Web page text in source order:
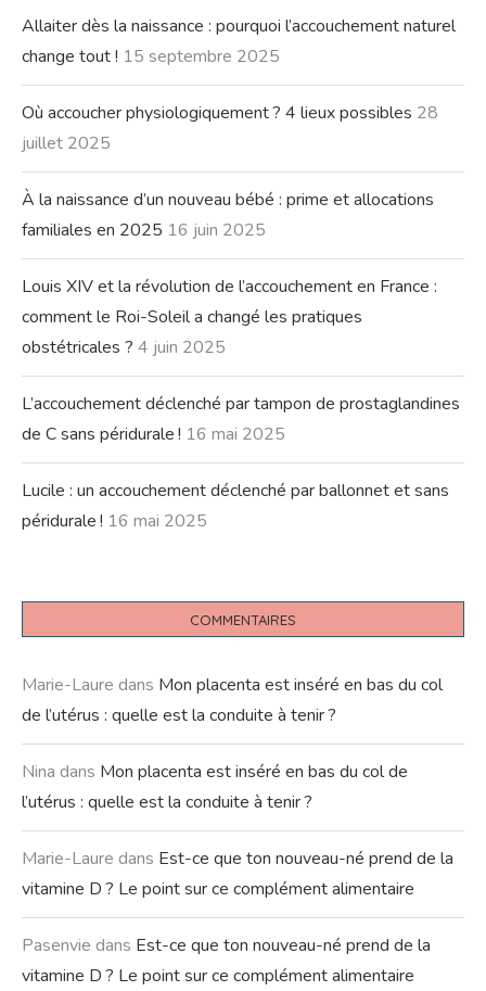
Allaiter dès la naissance : pourquoi l’accouchement naturel
change tout ! 15 septembre 2025
Où accoucher physiologiquement ? 4 lieux possibles 28
juillet 2025
À la naissance d’un nouveau bébé : prime et allocations
familiales en 2025 16 juin 2025
Louis XIV et la révolution de l’accouchement en France :
comment le Roi-Soleil a changé les pratiques
obstétricales ? 4 juin 2025
L’accouchement déclenché par tampon de prostaglandines
de C sans péridurale ! 16 mai 2025
Lucile : un accouchement déclenché par ballonnet et sans
péridurale ! 16 mai 2025
COMMENTAIRES
Marie-Laure dans Mon placenta est inséré en bas du col
de l’utérus : quelle est la conduite à tenir ?
Nina dans Mon placenta est inséré en bas du col de
l’utérus : quelle est la conduite à tenir ?
Marie-Laure dans Est-ce que ton nouveau-né prend de la
vitamine D ? Le point sur ce complément alimentaire
Pasenvie dans Est-ce que ton nouveau-né prend de la
vitamine D ? Le point sur ce complément alimentaire